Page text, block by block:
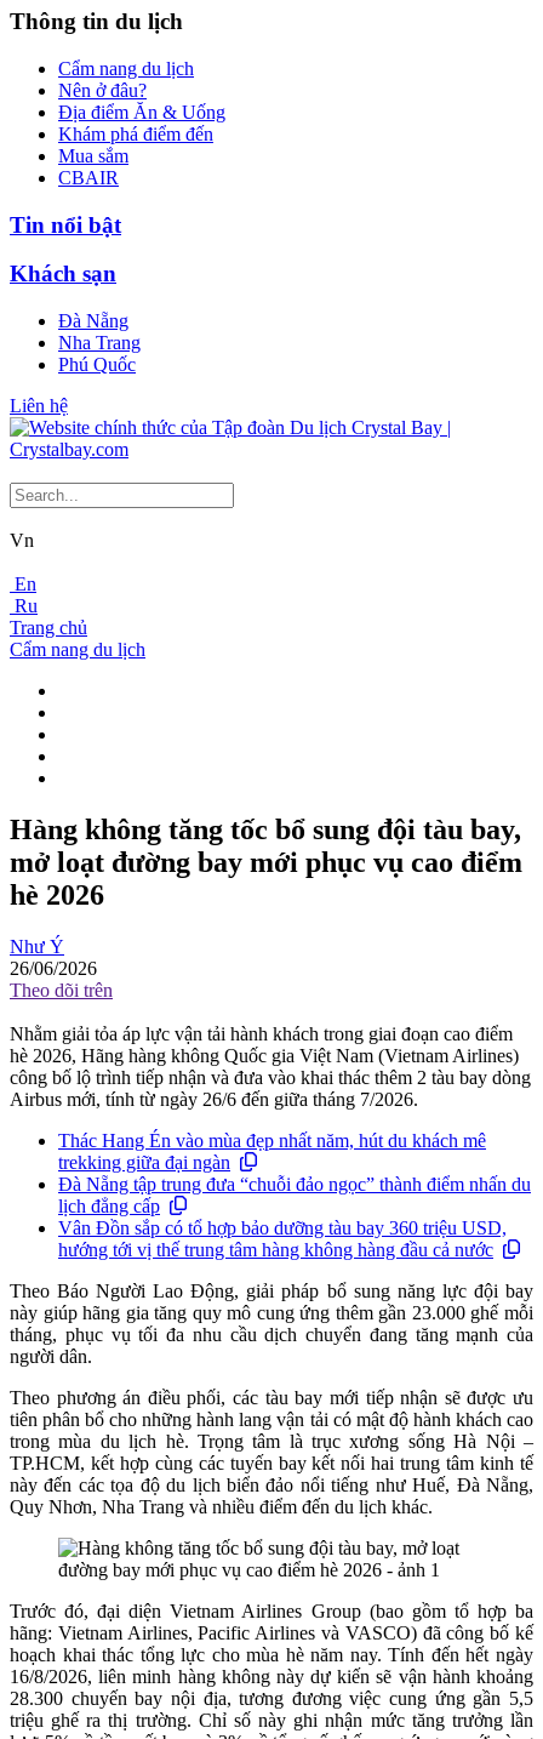
Thông tin du lịch
Cẩm nang du lịch
Nên ở đâu?
Địa điểm Ăn & Uống
Khám phá điểm đến
Mua sắm
CBAIR
Tin nổi bật
Khách sạn
Đà Nẵng
Nha Trang
Phú Quốc
Liên hệ
Vn
En
Ru
Trang chủ
Cẩm nang du lịch
Hàng không tăng tốc bổ sung đội tàu bay,
mở loạt đường bay mới phục vụ cao điểm
hè 2026
Như Ý
26/06/2026
Theo dõi trên
Nhằm giải tỏa áp lực vận tải hành khách trong giai đoạn cao điểm
hè 2026, Hãng hàng không Quốc gia Việt Nam (Vietnam Airlines)
công bố lộ trình tiếp nhận và đưa vào khai thác thêm 2 tàu bay dòng
Airbus mới, tính từ ngày 26/6 đến giữa tháng 7/2026.
Thác Hang Én vào mùa đẹp nhất năm, hút du khách mê
trekking giữa đại ngàn
Đà Nẵng tập trung đưa “chuỗi đảo ngọc” thành điểm nhấn du
lịch đẳng cấp
Vân Đồn sắp có tổ hợp bảo dưỡng tàu bay 360 triệu USD,
hướng tới vị thế trung tâm hàng không hàng đầu cả nước
Theo Báo Người Lao Động, giải pháp bổ sung năng lực đội bay
này giúp hãng gia tăng quy mô cung ứng thêm gần 23.000 ghế mỗi
tháng, phục vụ tối đa nhu cầu dịch chuyển đang tăng mạnh của
người dân.
Theo phương án điều phối, các tàu bay mới tiếp nhận sẽ được ưu
tiên phân bổ cho những hành lang vận tải có mật độ hành khách cao
trong mùa du lịch hè. Trọng tâm là trục xương sống Hà Nội –
TP.HCM, kết hợp cùng các tuyến bay kết nối hai trung tâm kinh tế
này đến các tọa độ du lịch biển đảo nổi tiếng như Huế, Đà Nẵng,
Quy Nhơn, Nha Trang và nhiều điểm đến du lịch khác.
Trước đó, đại diện Vietnam Airlines Group (bao gồm tổ hợp ba
hãng: Vietnam Airlines, Pacific Airlines và VASCO) đã công bố kế
hoạch khai thác tổng lực cho mùa hè năm nay. Tính đến hết ngày
16/8/2026, liên minh hàng không này dự kiến sẽ vận hành khoảng
28.300 chuyến bay nội địa, tương đương việc cung ứng gần 5,5
triệu ghế ra thị trường. Chỉ số này ghi nhận mức tăng trưởng lần